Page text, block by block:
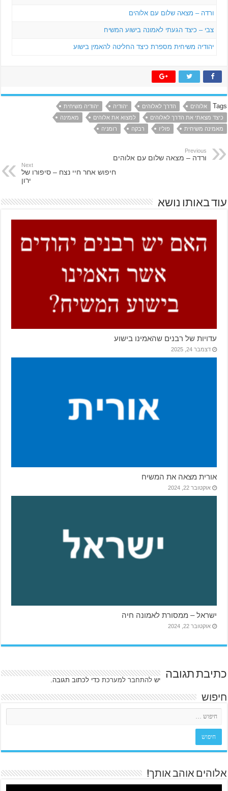
ורדה – מצאה שלום עם אלוהים
צבי – כיצד הגעתי לאמונה בישוע המשיח
יהודיה משיחית מספרת כיצד החליטה להאמין בישוע
Tags אלוהים הדרך לאלוהים יהודיה
יהודיה משיחית
כיצד מצאתי את הדרך לאלוהים
למצוא את אלוהים
מאמינה
מאמינה משיחית
פוליו רבקה רומניה
Previous
ורדה – מצאה שלום עם אלוהים
Next
חיפוש אחר חיי נצח – סיפורו של
ירון
עוד באותו נושא
עדויות של רבנים שהאמינו בישוע
דצמבר 24, 2025
אורית מצאה את המשיח
אוקטובר 22, 2024
ישראל – ממסורת לאמונה חיה
אוקטובר 22, 2024
כתיבת תגובה ישלהתחבר למערכת כדי לכתוב תגובה.
חיפוש
אלוהים אוהב אותך!